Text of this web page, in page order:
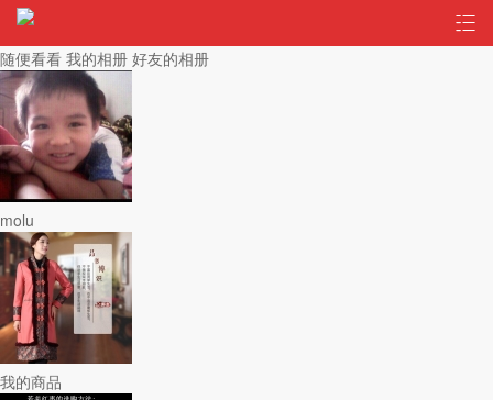
随便看看 我的相册 好友的相册
molu
我的商品